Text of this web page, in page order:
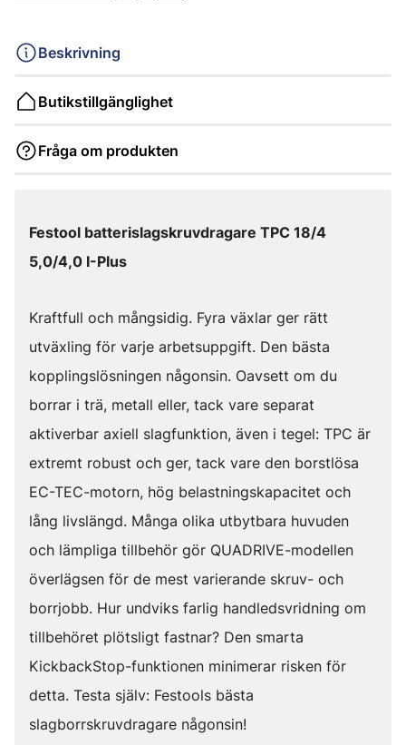
Beskrivning
Butikstillgänglighet
Fråga om produkten
Festool batterislagskruvdragare TPC 18/4
5,0/4,0 I-Plus
Kraftfull och mångsidig. Fyra växlar ger rätt
utväxling för varje arbetsuppgift. Den bästa
kopplingslösningen någonsin. Oavsett om du
borrar i trä, metall eller, tack vare separat
aktiverbar axiell slagfunktion, även i tegel: TPC är
extremt robust och ger, tack vare den borstlösa
EC-TEC-motorn, hög belastningskapacitet och
lång livslängd. Många olika utbytbara huvuden
och lämpliga tillbehör gör QUADRIVE-modellen
överlägsen för de mest varierande skruv- och
borrjobb. Hur undviks farlig handledsvridning om
tillbehöret plötsligt fastnar? Den smarta
KickbackStop-funktionen minimerar risken för
detta. Testa själv: Festools bästa
slagborrskruvdragare någonsin!